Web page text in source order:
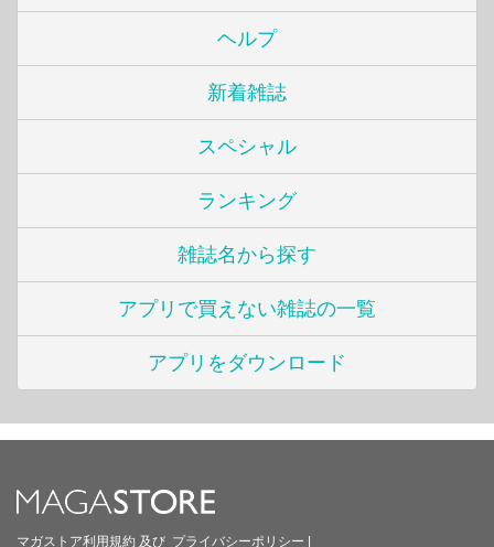
ヘルプ
新着雑誌
スペシャル
ランキング
雑誌名から探す
アプリで買えない雑誌の一覧
アプリをダウンロード
マガストア利用規約 及び プライバシーポリシー